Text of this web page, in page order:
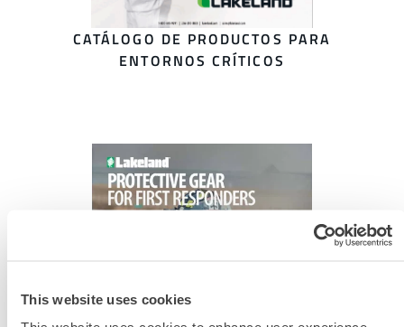
This website uses cookies
CATÁLOGO DE PRODUCTOS PARA
ENTORNOS CRÍTICOS